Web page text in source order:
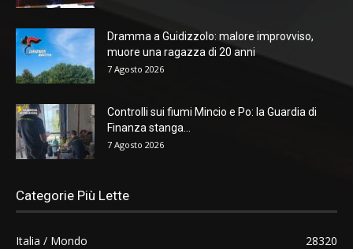
Dramma a Guidizzolo: malore improvviso,
muore una ragazza di 20 anni
7 Agosto 2026
Controlli sui fiumi Mincio e Po: la Guardia di
Finanza stanga...
7 Agosto 2026
Categorie Più Lette
Italia / Mondo
28320